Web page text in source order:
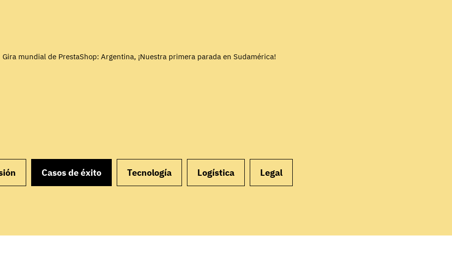
Gira mundial de PrestaShop: Argentina, ¡Nuestra primera parada en Sudamérica!
Casos de éxito Tecnología Logística Legal